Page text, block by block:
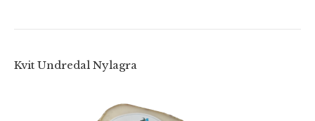
Kvit Undredal Nylagra